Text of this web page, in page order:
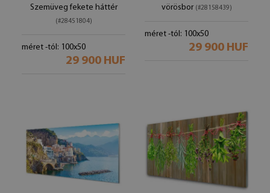
Szemüveg fekete háttér
(#28451804)
méret -tól: 100x50
29 900 HUF
vörösbor (#28158439)
méret -tól: 100x50
29 900 HUF